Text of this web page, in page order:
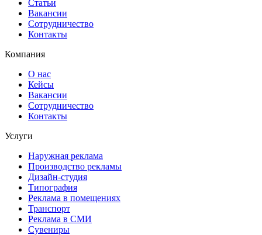
Статьи
Вакансии
Сотрудничество
Контакты
Компания
О нас
Кейсы
Вакансии
Сотрудничество
Контакты
Услуги
Наружная реклама
Производство рекламы
Дизайн-студия
Типография
Реклама в помещениях
Транспорт
Реклама в СМИ
Сувениры